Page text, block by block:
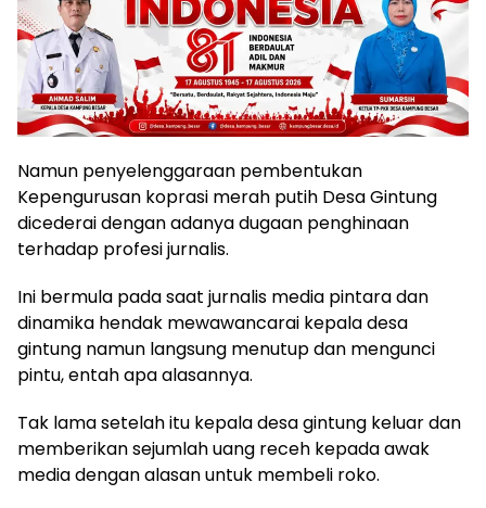
Namun penyelenggaraan pembentukan
Kepengurusan koprasi merah putih Desa Gintung
dicederai dengan adanya dugaan penghinaan
terhadap profesi jurnalis.
Ini bermula pada saat jurnalis media pintara dan
dinamika hendak mewawancarai kepala desa
gintung namun langsung menutup dan mengunci
pintu, entah apa alasannya.
Tak lama setelah itu kepala desa gintung keluar dan
memberikan sejumlah uang receh kepada awak
media dengan alasan untuk membeli roko.